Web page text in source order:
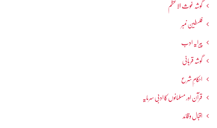
گوشہ غوث الاعظم
فلسطین نمبر
پیرایہ ادب
گوشہ قربانی
احکامِ شرع
قرآن اور مسلمانوں کا ادبی سرمایہ
اقبال و قائد